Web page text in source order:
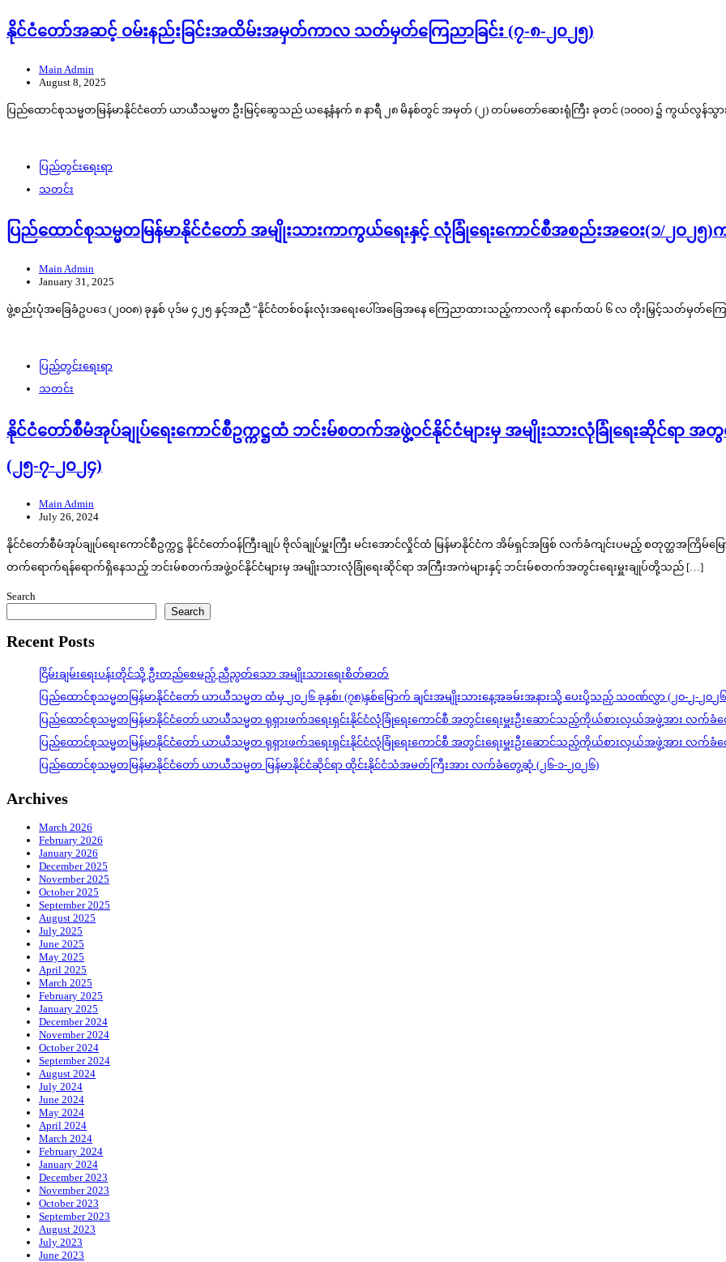
နိုင်ငံတော်အဆင့် ဝမ်းနည်းခြင်းအထိမ်းအမှတ်ကာလ သတ်မှတ်ကြေညာခြင်း (၇-၈-၂၀၂၅)
Main Admin
August 8, 2025
ပြည်ထောင်စုသမ္မတမြန်မာနိုင်ငံတော် ယာယီသမ္မတ ဦးမြင့်ဆွေသည် ယနေ့နံနက် ၈ နာရီ ၂၈ မိနစ်တွင် အမှတ် (၂) တပ်မတော်ဆေးရုံကြီး ခုတင် (၁၀၀၀) ၌ ကွယ်လွန်သွား
ပြည်တွင်းရေးရာ
သတင်း
ပြည်ထောင်စုသမ္မတမြန်မာနိုင်ငံတော် အမျိုးသားကာကွယ်ရေးနှင့် လုံခြုံရေးကောင်စီအစည်းအဝေး(၁/၂ဝ၂၅)က
Main Admin
January 31, 2025
ဖွဲ့စည်းပုံအခြေခံဥပဒေ (၂၀၀၈) ခုနှစ် ပုဒ်မ ၄၂၅ နှင့်အညီ “နိုင်ငံတစ်ဝန်းလုံးအရေးပေါ်အခြေအနေ ကြေညာထားသည့်ကာလကို နောက်ထပ် ၆ လ တိုးမြှင့်သတ်မှတ်
ပြည်တွင်းရေးရာ
သတင်း
နိုင်ငံတော်စီမံအုပ်ချုပ်ရေးကောင်စီဥက္ကဋ္ဌထံ ဘင်းမ်စတက်အဖွဲ့ဝင်နိုင်ငံများမှ အမျိုးသားလုံခြုံရေးဆိုင်ရာ အ
(၂၅-၇-၂၀၂၄)
Main Admin
July 26, 2024
နိုင်ငံတော်စီမံအုပ်ချုပ်ရေးကောင်စီဥက္ကဋ္ဌ နိုင်ငံတော်ဝန်ကြီးချုပ် ဗိုလ်ချုပ်မှူးကြီး မင်းအောင်လှိုင်ထံ မြန်မာနိုင်ငံက အိမ်ရှင်အဖြစ် လက်ခံကျင်းပမည့် စတုတ္ထအကြိ
တက်ရောက်ရန်ရောက်ရှိနေသည့် ဘင်းမ်စတက်အဖွဲ့ဝင်နိုင်ငံများမှ အမျိုးသားလုံခြုံရေးဆိုင်ရာ အကြီးအကဲများနှင့် ဘင်းမ်စတက်အတွင်းရေးမှူးချုပ်တို့သည် […]
Search
Search
Recent Posts
ငြိမ်းချမ်းရေးပန်းတိုင်သို့ ဦးတည်စေမည့် ညီညွတ်သော အမျိုးသားရေးစိတ်ဓာတ်
ပြည်ထောင်စုသမ္မတမြန်မာနိုင်ငံတော် ယာယီသမ္မတ ထံမှ ၂၀၂၆ ခုနှစ်၊ (၇၈)နှစ်မြောက် ချင်းအမျိုးသားနေ့အခမ်းအနားသို့ ပေးပို့သည့် သဝဏ်လွှာ (၂၀-၂-၂၀၂
ပြည်ထောင်စုသမ္မတမြန်မာနိုင်ငံတော် ယာယီသမ္မတ ရုရှားဖက်ဒရေးရှင်းနိုင်ငံလုံခြုံရေးကောင်စီ အတွင်းရေးမှူးဦးဆောင်သည့်ကိုယ်စားလှယ်အဖွဲ့အား လက်ခံ
ပြည်ထောင်စုသမ္မတမြန်မာနိုင်ငံတော် ယာယီသမ္မတ ရုရှားဖက်ဒရေးရှင်းနိုင်ငံလုံခြုံရေးကောင်စီ အတွင်းရေးမှူးဦးဆောင်သည့်ကိုယ်စားလှယ်အဖွဲ့အား လက်ခံ
ပြည်ထောင်စုသမ္မတမြန်မာနိုင်ငံတော် ယာယီသမ္မတ မြန်မာနိုင်ငံဆိုင်ရာ ထိုင်းနိုင်ငံသံအမတ်ကြီးအား လက်ခံတွေ့ဆုံ (၂၆-၁-၂၀၂၆)
Archives
March 2026
February 2026
January 2026
December 2025
November 2025
October 2025
September 2025
August 2025
July 2025
June 2025
May 2025
April 2025
March 2025
February 2025
January 2025
December 2024
November 2024
October 2024
September 2024
August 2024
July 2024
June 2024
May 2024
April 2024
March 2024
February 2024
January 2024
December 2023
November 2023
October 2023
September 2023
August 2023
July 2023
June 2023